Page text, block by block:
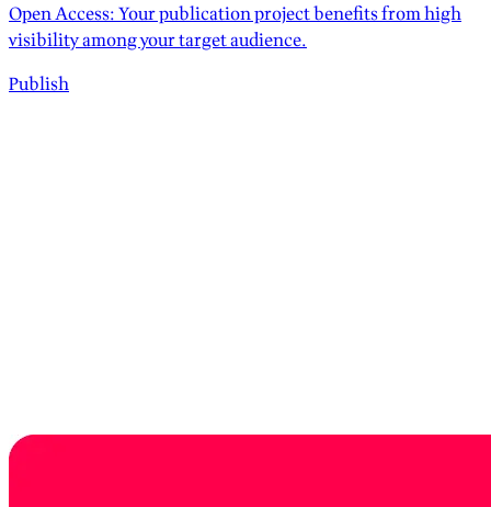
Open Access: Your publication project benefits from high
visibility among your target audience.
Publish